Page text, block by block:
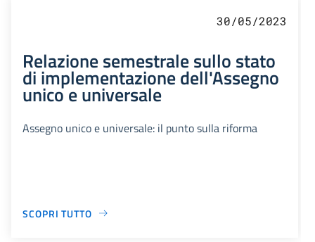
30/05/2023
Relazione semestrale sullo stato
di implementazione dell'Assegno
unico e universale
Assegno unico e universale: il punto sulla riforma
SCOPRI TUTTO